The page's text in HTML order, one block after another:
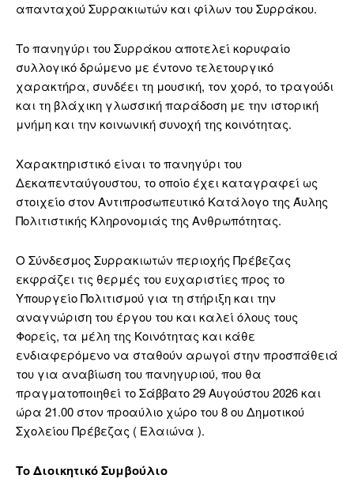
απανταχού Συρρακιωτών και φίλων του Συρράκου.
Το πανηγύρι του Συρράκου αποτελεί κορυφαίο
συλλογικό δρώμενο με έντονο τελετουργικό
χαρακτήρα, συνδέει τη μουσική, τον χορό, το τραγούδι
και τη βλάχικη γλωσσική παράδοση με την ιστορική
μνήμη και την κοινωνική συνοχή της κοινότητας.
Χαρακτηριστικό είναι το πανηγύρι του
Δεκαπενταύγουστου, το οποίο έχει καταγραφεί ως
στοιχείο στον Αντιπροσωπευτικό Κατάλογο της Άυλης
Πολιτιστικής Κληρονομιάς της Ανθρωπότητας.
Ο Σύνδεσμος Συρρακιωτών περιοχής Πρέβεζας
εκφράζει τις θερμές του ευχαριστίες προς το
Υπουργείο Πολιτισμού για τη στήριξη και την
αναγνώριση του έργου του και καλεί όλους τους
Φορείς, τα μέλη της Κοινότητας και κάθε
ενδιαφερόμενο να σταθούν αρωγοί στην προσπάθειά
του για αναβίωση του πανηγυριού, που θα
πραγματοποιηθεί το Σάββατο 29 Αυγούστου 2026 και
ώρα 21.00 στον προαύλιο χώρο του 8 ου Δημοτικού
Σχολείου Πρέβεζας ( Ελαιώνα ).
Το Διοικητικό Συμβούλιο